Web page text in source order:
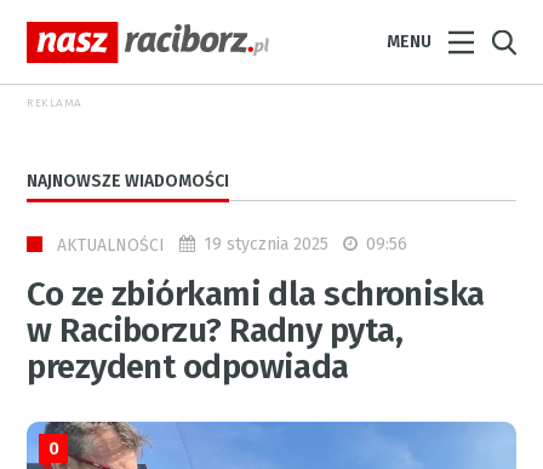
MENU
REKLAMA
NAJNOWSZE WIADOMOŚCI
AKTUALNOŚCI 19 stycznia 2025 09:56
Co ze zbiórkami dla schroniska
w Raciborzu? Radny pyta,
prezydent odpowiada
0